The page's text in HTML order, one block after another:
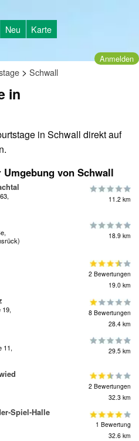
Neu Karte
Anmelden
> Schwall
in
in Schwall direkt auf
von Schwall
11.2 km
18.9 km
2 Bewertungen
19.0 km
19,
8 Bewertungen
28.4 km
11,
29.5 km
2 Bewertungen
32.3 km
Spiel-Halle
1 Bewertung
32.6 km